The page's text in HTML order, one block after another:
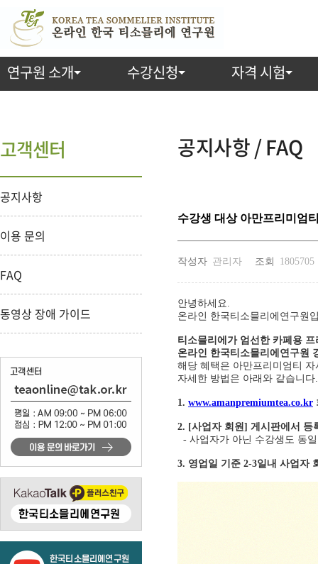
연구원 소개 수강신청 자격 시험
공지사항 / FAQ
수강생 대상 아만프리미엄
작성자 관리자 조회 1805705
안녕하세요.
온라인 한국티소믈리에연구원
티소믈리에가 엄선한 카페용
온라인 한국티소믈리에연구원
해당 혜택은 아만프리미엄티
자세한 방법은 아래와 같습니다.
1. www.amanpremiumtea.co.kr
2. [사업자 회원] 게시판에서 등
- 사업자가 아닌 수강생도 동
3. 영업일 기준 2-3일내 사업자
고객센터
공지사항
이용 문의
FAQ
동영상 장애 가이드